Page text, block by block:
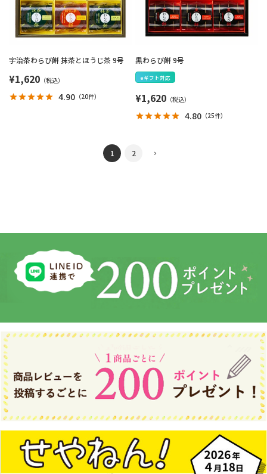
宇治茶わらび餅 抹茶とほうじ茶 9号
¥1,620
4.90 （20件）
黒わらび餅 9号
eギフト対応
¥1,620
4.80 （25件）
1 2